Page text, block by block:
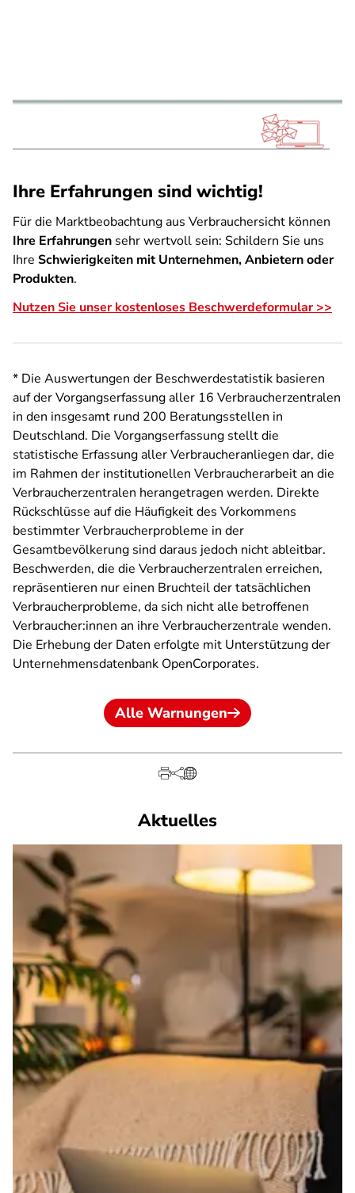
Ihre Erfahrungen sind wichtig!
Für die Marktbeobachtung aus Verbrauchersicht können
Ihre Erfahrungen sehr wertvoll sein: Schildern Sie uns
Ihre Schwierigkeiten mit Unternehmen, Anbietern oder
Produkten.
Nutzen Sie unser kostenloses Beschwerdeformular >>
* Die Auswertungen der Beschwerdestatistik basieren
auf der Vorgangserfassung aller 16 Verbraucherzentralen
in den insgesamt rund 200 Beratungsstellen in
Deutschland. Die Vorgangserfassung stellt die
statistische Erfassung aller Verbraucheranliegen dar, die
im Rahmen der institutionellen Verbraucherarbeit an die
Verbraucherzentralen herangetragen werden. Direkte
Rückschlüsse auf die Häufigkeit des Vorkommens
bestimmter Verbraucherprobleme in der
Gesamtbevölkerung sind daraus jedoch nicht ableitbar.
Beschwerden, die die Verbraucherzentralen erreichen,
repräsentieren nur einen Bruchteil der tatsächlichen
Verbraucherprobleme, da sich nicht alle betroffenen
Verbraucher:innen an ihre Verbraucherzentrale wenden.
Die Erhebung der Daten erfolgte mit Unterstützung der
Unternehmensdatenbank OpenCorporates.
Alle Warnungen
Aktuelles